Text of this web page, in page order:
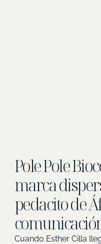
Pole Pole
marca
pedacito de
Cuando Esther Cilla